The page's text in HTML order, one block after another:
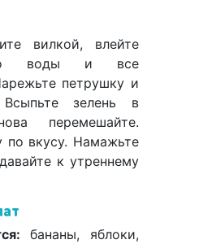
вилкой, влейте
воды и все
петрушку и
зелень в
перемешайте.
по вкусу. Намажьте
к утреннему
бананы, яблоки,